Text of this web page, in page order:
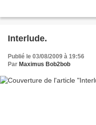
Interlude.
Publié le 03/08/2009 à 19:56
Par Maximus Bob2bob